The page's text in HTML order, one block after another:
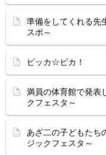
準備をしてくれる
スポ～
ピッカ☆ピカ！
満員の体育館で発
クフェスタ～
あざ二の子どもた
ジックフェスタ～